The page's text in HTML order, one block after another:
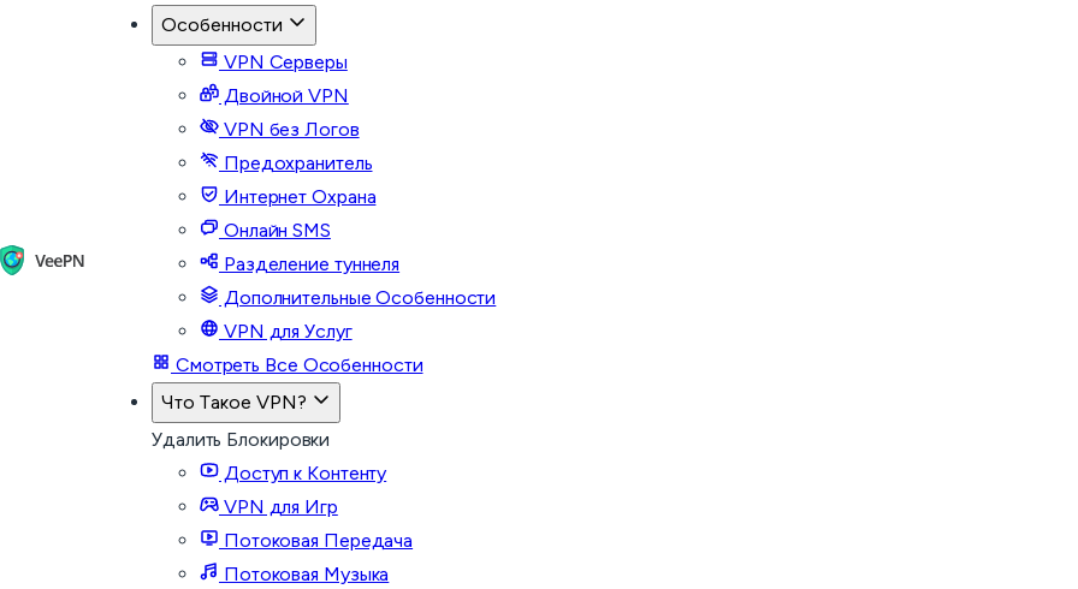
Особенности
VPN Серверы
Двойной VPN
VPN без Логов
Предохранитель
Интернет Охрана
Онлайн SMS
Разделение туннеля
Дополнительные Особенности
VPN для Услуг
Смотреть Все Особенности
Что Такое VPN?
Удалить Блокировки
Доступ к Контенту
VPN для Игр
Потоковая Передача
Потоковая Музыка